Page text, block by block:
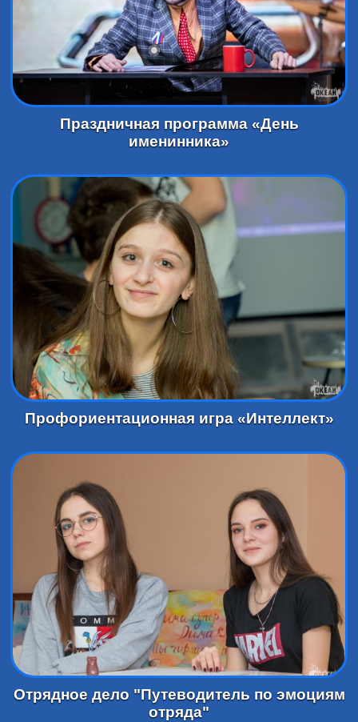
Праздничная программа «День
именинника»
Профориентационная игра «Интеллект»
Отрядное дело "Путеводитель по эмоциям
отряда"